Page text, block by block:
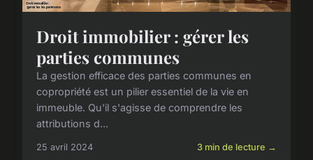
Droit immobilier : gérer les
parties communes
La gestion efficace des parties communes en
copropriété est un pilier essentiel de la vie en
immeuble. Qu'il s'agisse de comprendre les
attributions d...
25 avril 2024 3 min de lecture →